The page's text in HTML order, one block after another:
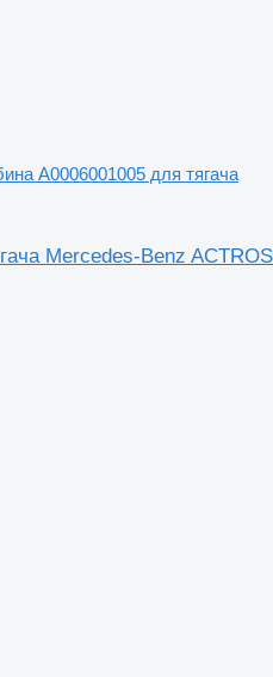
A0006001005 для тягача
Mercedes-Benz ACTROS